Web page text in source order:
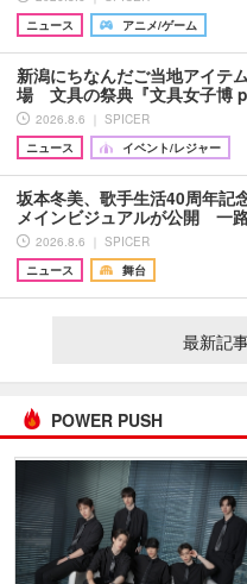
ニュース
アニメ/ゲーム
新潟にちなんだご当地アイテ
場 文具の祭典『文具女子博
2026.8.6 ｜ SPICER
ニュース
イベント/レジャー
坂本冬美、歌手生活40周年記
メインビジュアルが公開 一
2026.8.6 ｜ SPICER
ニュース
舞台
最新記
POWER PUSH